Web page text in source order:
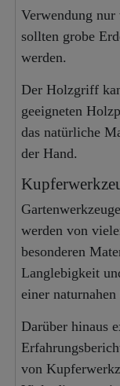
Verwendung
sollten grobe
werden.
Der Holzgriff
geeigneten
das natürliche
der Hand.
werden von
besonderen
Langlebigkeit
einer
Darüber hinaus
von